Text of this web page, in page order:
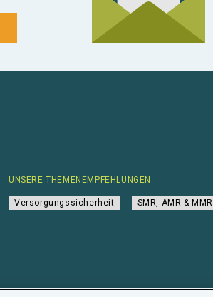
UNSERE THEMENEMPFEHLUNGEN
Versorgungssicherheit SMR, AMR & MMR